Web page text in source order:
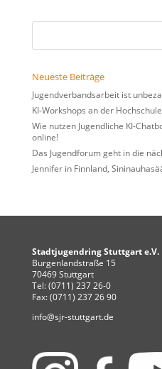
Suchen
Neueste Beiträge
Jugendverbandsarbeit ist
KI-Workshops an der
Wie nutzen Jugendliche KI-
online!
Das Jugendforum geht in die
Jennifer in Finnland,
Stadtjugendring Stuttgart e.V.
Burgenlandstraße 15
70469 Stuttgart
Tel: (0711) 237 26-0
Fax: (0711) 237 26 90
info@sjr-stuttgart.de